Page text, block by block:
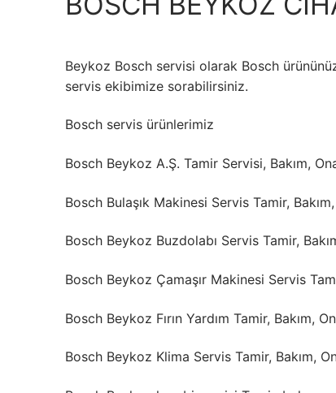
Beykoz Bosch servisi olarak Bosch
servis ekibimize sorabilirsiniz.
Bosch servis ürünlerimiz
Bosch Beykoz A.Ş. Tamir Servisi, Bakım,
Bosch Bulaşık Makinesi Servis Tamir,
Bosch Beykoz Buzdolabı Servis Tamir,
Bosch Beykoz Çamaşır Makinesi Servis
Bosch Beykoz Fırın Yardım Tamir, Bakım,
Bosch Beykoz Klima Servis Tamir, Bakım,